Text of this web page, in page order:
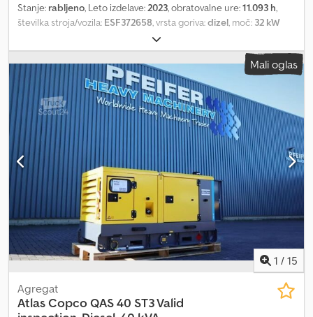
Stanje: rabljeno, Leto izdelave: 2023, obratovalne ure:11.093 h,
številka stroja/vozila: ESF372658 , vrsta goriva:dizel , moč: 32 kW
, proizvajalec motorjev:Kubota
Gradbeništvo Lastna teža: 1.039 kg Moč generatorja: 40 kVA
Dimenzije tovornega prostora: 245 x 110 x 148 cm Chodsza Rxiopfx
Ahbja Za več informacij kontaktirajte PFEIFER GROUP.
Mali oglas
1 / 15
Agregat
Atlas CopcoQAS 40 ST3 Valid